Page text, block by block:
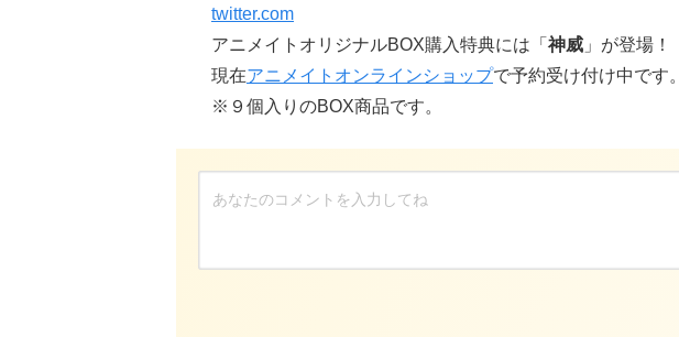
twitter.com
アニメイトオリジナルBOX購入特典には「 神威 」が登場！
現在アニメイトオンラインショップで予約受け付け中です。
※９個入りのBOX商品です。